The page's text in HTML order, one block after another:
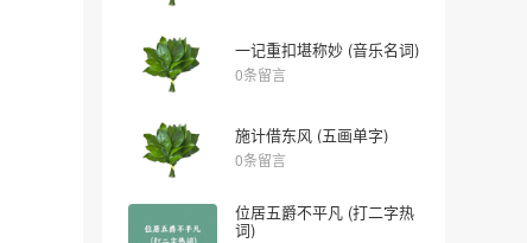
一记重扣堪称妙 (音乐名词)
0条留言
施计借东风 (五画单字)
0条留言
位居五爵不平凡 (打二字热
词)